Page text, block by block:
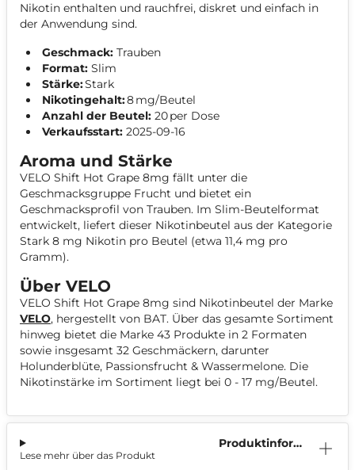
Nikotin enthalten und rauchfrei, diskret und einfach in
der Anwendung sind.
Geschmack: Trauben
Format: Slim
Stärke:Stark
Nikotingehalt:8 mg/Beutel
Anzahl der Beutel: 20 per Dose
Verkaufsstart: 2025-09-16
Aroma und Stärke
VELO Shift Hot Grape 8mg fällt unter die
Geschmacksgruppe Frucht und bietet ein
Geschmacksprofil von Trauben. Im Slim-Beutelformat
entwickelt, liefert dieser Nikotinbeutel aus der Kategorie
Stark 8 mg Nikotin pro Beutel (etwa 11,4 mg pro
Gramm).
Über VELO
VELO Shift Hot Grape 8mg sind Nikotinbeutel der Marke
VELO, hergestellt von BAT. Über das gesamte Sortiment
hinweg bietet die Marke 43 Produkte in 2 Formaten
sowie insgesamt 32 Geschmäckern, darunter
Holunderblüte, Passionsfrucht & Wassermelone. Die
Nikotinstärke im Sortiment liegt bei 0 - 17 mg/Beutel.
Produktinform
Lese mehr über das Produkt